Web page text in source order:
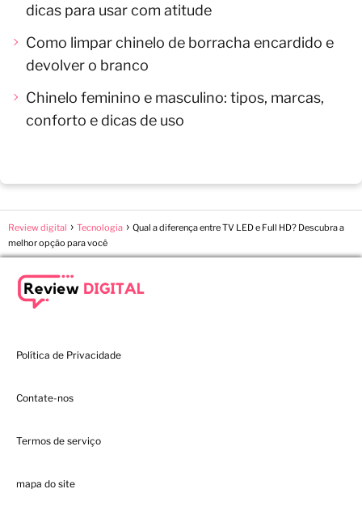
dicas para usar com atitude
Como limpar chinelo de borracha encardido e
devolver o branco
Chinelo feminino e masculino: tipos, marcas,
conforto e dicas de uso
Review digital Tecnologia
Qual a diferença entre TV LED e Full HD? Descubra a
melhor opção para você
Política de Privacidade
Contate-nos
Termos de serviço
mapa do site